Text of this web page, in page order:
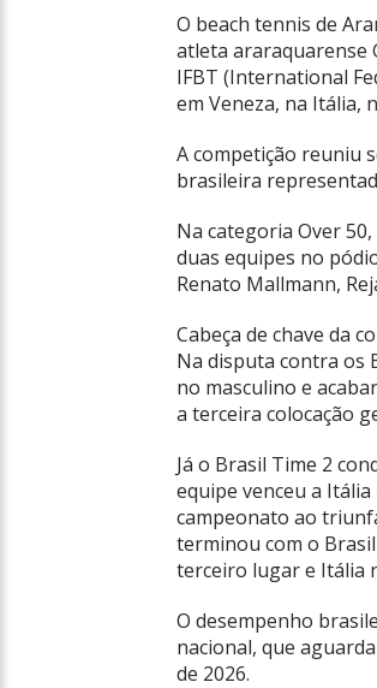
O beach tennis de
atleta araraquarense
IFBT (International
em Veneza, na Itália,
A competição reuniu
brasileira
Na categoria Over
duas equipes no
Renato Mallmann,
Cabeça de chave da
Na disputa contra os
no masculino e
a terceira colocação
Já o Brasil Time 2
equipe venceu a
campeonato ao
terminou com o
terceiro lugar e Itália
O desempenho
nacional, que
de 2026.